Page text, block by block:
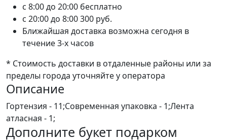
c 8:00 до 20:00 бесплатно
c 20:00 до 8:00300 руб.
Ближайшая доставка возможна сегодня в
течение 3-х часов
* Стоимость доставки в отдаленные районы или за
пределы города уточняйте у оператора
Описание
Гортензия - 11;Современная упаковка - 1;Лента
атласная - 1;
Дополните букет подарком